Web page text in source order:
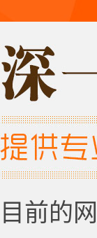
目前的